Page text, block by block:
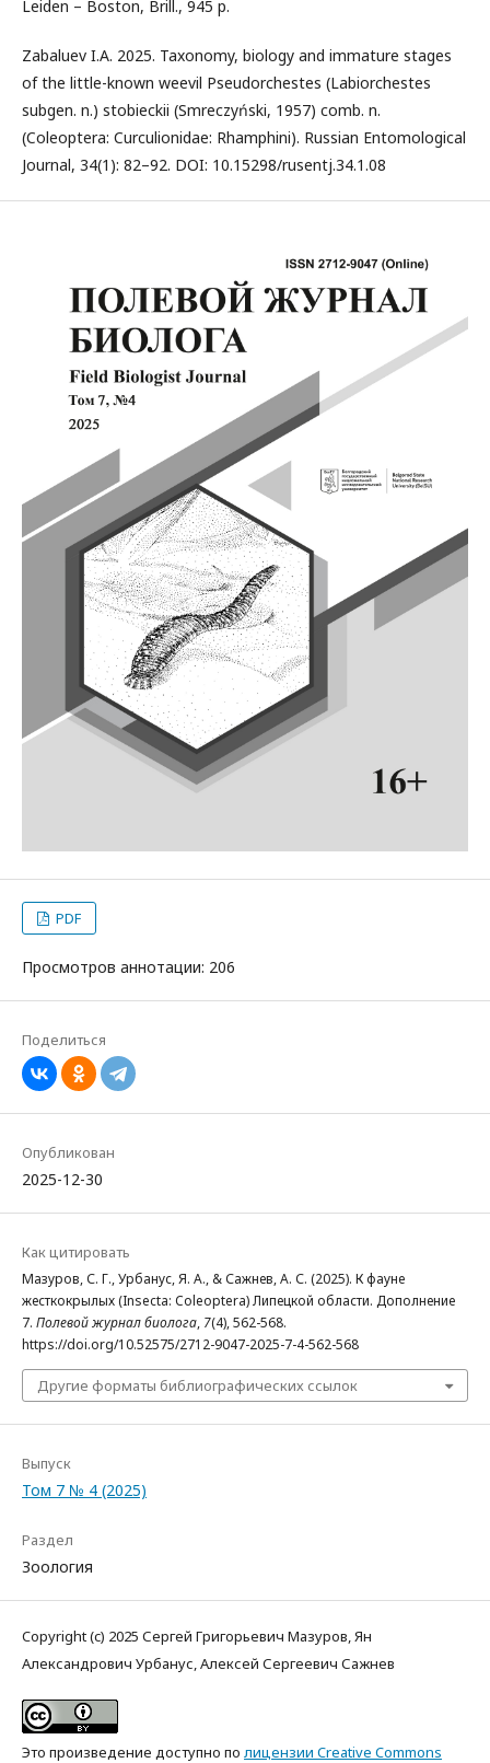
Leiden – Boston, Brill., 945 p.
Zabaluev I.A. 2025. Taxonomy, biology and immature stages
of the little-known weevil Pseudorchestes (Labiorchestes
subgen. n.) stobieckii (Smreczyński, 1957) comb. n.
(Coleoptera: Curculionidae: Rhamphini). Russian Entomological
Journal, 34(1): 82–92. DOI: 10.15298/rusentj.34.1.08
PDF
Просмотров аннотации: 206
Поделиться
Опубликован
2025-12-30
Как цитировать
Мазуров, С. Г., Урбанус, Я. А., & Сажнев, А. С. (2025). К фауне
жесткокрылых (Insecta: Coleoptera) Липецкой области. Дополнение
7. Полевой журнал биолога, 7(4), 562-568.
https://doi.org/10.52575/2712-9047-2025-7-4-562-568
Другие форматы библиографических ссылок
Выпуск
Том 7 № 4 (2025)
Раздел
Зоология
Copyright (c) 2025 Сергей Григорьевич Мазуров, Ян
Александрович Урбанус, Алексей Сергеевич Сажнев
Это произведение доступно по лицензии Creative Commons